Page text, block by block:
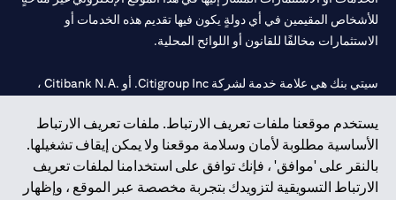
يستخدم موقعنا ملفات تعريف الارتباط. ملفات تعريف الارتباط
الأساسية مطلوبة لأمان وسلامة موقعنا ولا يمكن إيقاف تشغيلها.
بالنقر على 'موافق' ، فإنك توافق على استخدامنا لملفات تعريف
الارتباط التسويقية لتزويدك بتجربة مخصصة عبر الموقع ، وإظهار
للأشخاص المقيمين في أي دولةٍ يكون فيها تقديم هذه الخدمات أو
الاستثمارات مخالفًا للقانون أو اللوائح المحلية.
سيتي بنك هي علامة خدمة لشركة Citigroup Inc. أو .Citibank N.A ،
سيتي بنك إن. إيه. الإمارات مسجل لدى مصرف الإمارات المركزي تحت
أرقام التراخيص 202563 لفرع الوصل في دبي، 531989 لفرع مول
الإمارات في دبي، و CN-1002019 لفرع أبوظبي. هاتف: 4000 311 04.